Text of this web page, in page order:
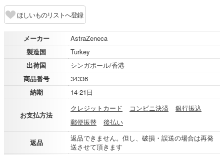
ほしいものリストへ登録
メーカー
AstraZeneca
製造国
Turkey
出荷国
シンガポール/香港
商品番号
34336
納期
14-21日
お支払方法
クレジットカード コンビニ決済
銀行振込
郵便振替
後払い
返品
返品できません。但し、破損・誤送の場合は再発
送させて頂きます